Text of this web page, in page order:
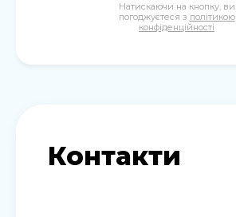
Натискаючи на кнопку, ви
погоджуєтеся з політикою
конфіденційності
Контакти